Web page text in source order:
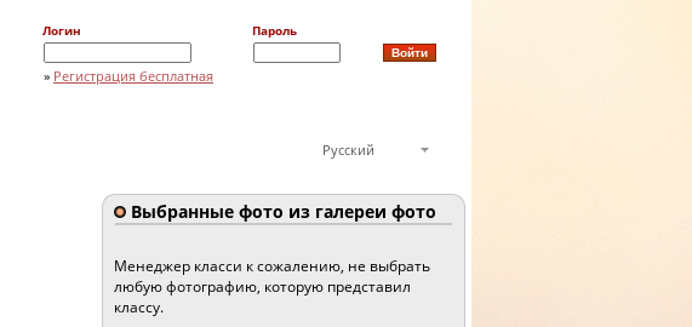
Логин Пароль
» Регистрация бесплатная
Русский
Выбранные фото из галереи фото
Менеджер класси к сожалению, не выбрать
любую фотографию, которую представил
классу.